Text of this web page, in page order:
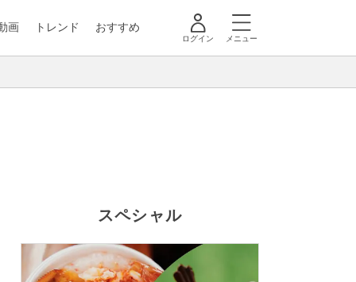
画 トレンド おすすめ
ログイン メニュー
スペシャル